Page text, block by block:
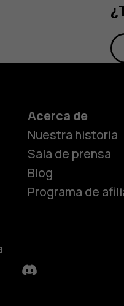
Acerca de
Nuestra historia
Sala de prensa
Blog
Programa de
Discord